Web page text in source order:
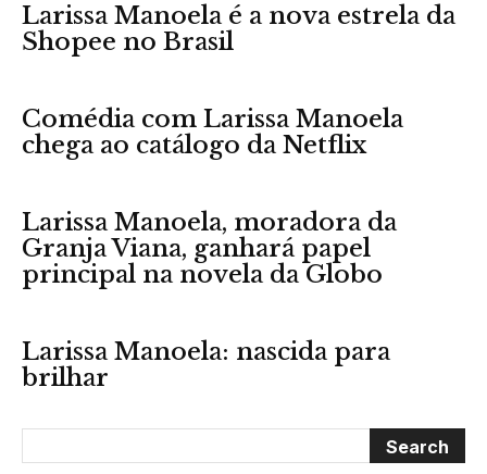
Larissa Manoela é a nova estrela da
Shopee no Brasil
Comédia com Larissa Manoela
chega ao catálogo da Netflix
Larissa Manoela, moradora da
Granja Viana, ganhará papel
principal na novela da Globo
Larissa Manoela: nascida para
brilhar